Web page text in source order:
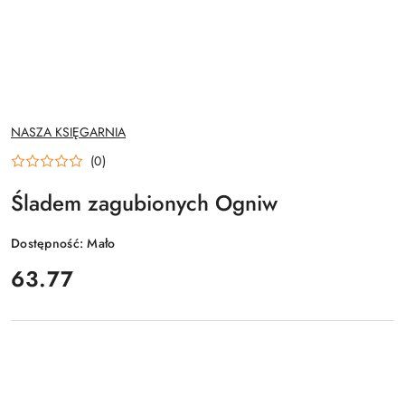
NAZWA
PRODUCENTA:
NASZA KSIĘGARNIA
(0)
Śladem zagubionych Ogniw
Dostępność:Mało
cena:
63.77